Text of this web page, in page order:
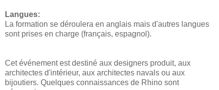
Langues:
La formation se déroulera en anglais mais d'autres langues
sont prises en charge (français, espagnol).
Cet événement est destiné aux designers produit, aux
architectes d'intérieur, aux architectes navals ou aux
bijoutiers. Quelques connaissances de Rhino sont